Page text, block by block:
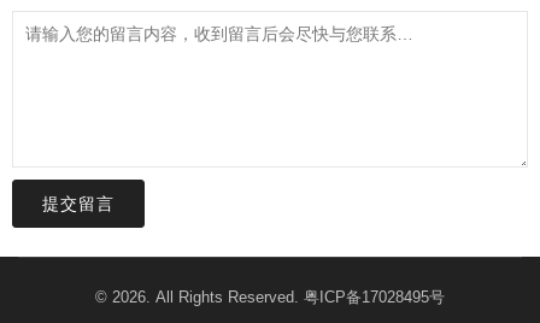
提交留言
© 2026. All Rights Reserved. 粤ICP备17028495号